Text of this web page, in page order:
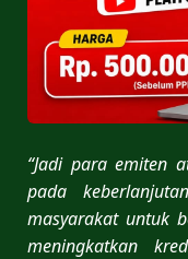
“Jadi para emiten
pada
masyarakat untuk
meningkatkan